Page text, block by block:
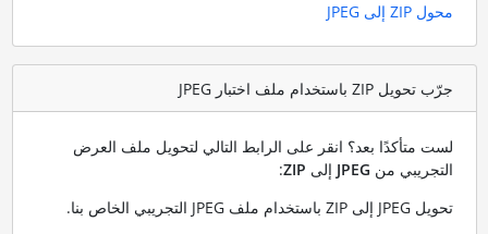
محول ZIP إلى JPEG
جرّب تحويل ZIP باستخدام ملف اختبار JPEG
لست متأكدًا بعد؟ انقر على الرابط التالي لتحويل ملف العرض
التجريبي من JPEGإلى ZIP
:
تحويل JPEG إلى ZIP باستخدام ملف JPEG التجريبي الخاص بنا
.